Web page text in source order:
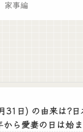
家事編
31日) の由来は?
ら愛妻の日は始ま